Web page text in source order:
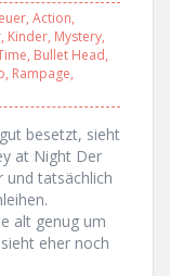
, Action,
, Kinder, Mystery,
, Bullet Head,
, Rampage,
besetzt, sieht
at Night Der
und tatsächlich
alt genug um
eher noch